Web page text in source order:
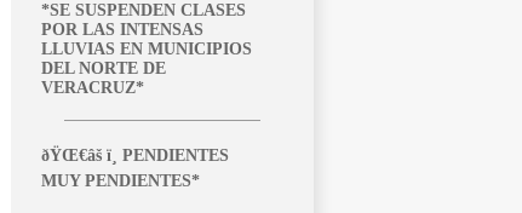
*SE SUSPENDEN CLASES
POR LAS INTENSAS
LLUVIAS EN MUNICIPIOS
DEL NORTE DE
VERACRUZ*
ðŸŒ€âš ï¸ PENDIENTES
MUY PENDIENTES*